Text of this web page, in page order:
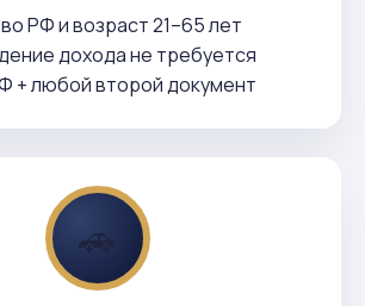
РФ и возраст 21–65 лет
дохода не требуется
+ любой второй документ
🚗